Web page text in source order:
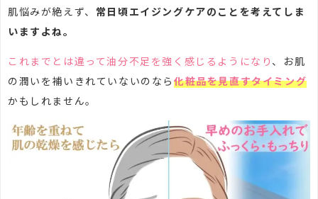
肌悩みが絶えず、 常日頃エイジングケアのことを考えてしま
いますよね。
これまでとは違って油分不足を強く感じるようになり 、お肌
の潤いを補いきれていないのなら 化粧品を見直すタイミング
かもしれません。